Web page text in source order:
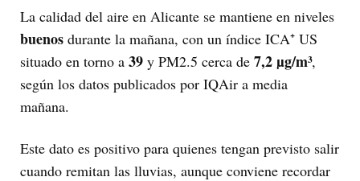
La calidad del aire en Alicante se mantiene en niveles
buenos durante la mañana, con un índice ICA⁺ US
situado en torno a 39 y PM2.5 cerca de 7,2 µg/m³,
según los datos publicados por IQAir a media
mañana.
Este dato es positivo para quienes tengan previsto salir
cuando remitan las lluvias, aunque conviene recordar